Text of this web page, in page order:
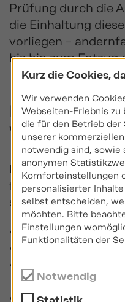
Prüfung durch die
die Einhaltung
vorliegen –
bis hin zum Entzug
Relevante
Die Inhalte der
fachlich fundiert
sein. Dazu gehören
Miet- und WEG-
Gebäudetechnik
Umgang mit
Kurz die Cookies,
Wir verwenden
Webseiten-Erlebnis zu
die für den Betrieb der
unserer
notwendig sind, sowie
anonymen
Komforteinstellungen
personalisierter
selbst entscheiden,
möchten. Bitte
Einstellungen
Funktionalitäten der
Notwendig